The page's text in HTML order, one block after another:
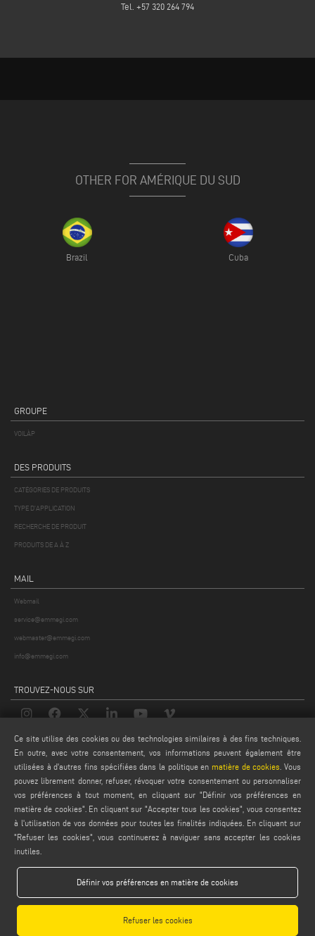
Tel. +57 320 264 794
OTHER FOR AMÉRIQUE DU SUD
Brazil Cuba
GROUPE
VOILÀP
DES PRODUITS
CATÉGORIES DE PRODUITS
TYPE D'APPLICATION
RECHERCHE DE PRODUIT
PRODUITS DE A À Z
MAIL
Webmail
service@emmegi.com
webmaster@emmegi.com
info@emmegi.com
TROUVEZ-NOUS SUR
MENTIONS LÉGALES
PRIVACY POLICY
LEGAL NOTES
COOKIE POLICY
CONDITIONS GÉNÉRALES DE VENTE
Ce site utilise des cookies ou des technologies similaires à des fins techniques.
En outre, avec votre consentement, vos informations peuvent également être
utilisées à d'autres fins spécifiées dans la politique en matière de cookies . Vous
pouvez librement donner, refuser, révoquer votre consentement ou personnaliser
vos préférences à tout moment, en cliquant sur "Définir vos préférences en
matière de cookies". En cliquant sur "Accepter tous les cookies", vous consentez
à l'utilisation de vos données pour toutes les finalités indiquées. En cliquant sur
"Refuser les cookies", vous continuerez à naviguer sans accepter les cookies
inutiles.
Définir vos préférences en matière de cookies
Refuser les cookies